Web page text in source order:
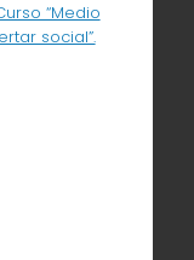
“Medio
social”.